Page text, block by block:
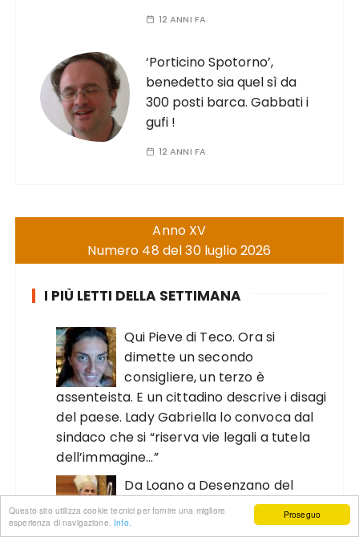
Proseguo
Questo sito utilizza cookie tecnici per fornire una migliore
esperienza di navigazione. Info.
12 ANNI FA
‘Porticino Spotorno’,
benedetto sia quel sì da
300 posti barca. Gabbati i
gufi !
12 ANNI FA
Anno XV
Numero 48 del 30 luglio 2026
I PIÙ LETTI DELLA SETTIMANA
Qui Pieve di Teco. Ora si
dimette un secondo
consigliere, un terzo è
assenteista. E un cittadino descrive i disagi
del paese. Lady Gabriella lo convoca dal
sindaco che si “riserva vie legali a tutela
dell’immagine…”
Da Loano a Desenzano del
Garda. “Caro vescovo di
Verona, si è iscritto all’Anpi. La